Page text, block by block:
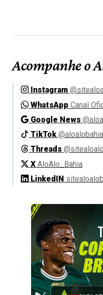
Acompanhe o
Instagram
WhatsApp Canal
Google News
TikTok @aloalobahia
Threads
X AloAlo_Bahia
LinkedIN